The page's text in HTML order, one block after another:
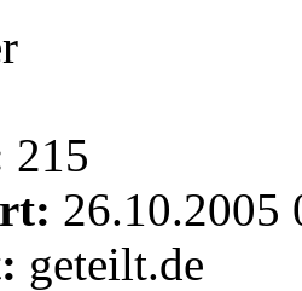
215
26.10.2005
geteilt.de